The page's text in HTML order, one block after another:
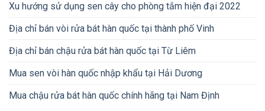
Xu hướng sử dụng sen cây cho phòng tắm hiện đại 2022
Địa chỉ bán vòi rửa bát hàn quốc tại thành phố Vinh
Địa chỉ bán chậu rửa bát hàn quốc tại Từ Liêm
Mua sen vòi hàn quốc nhập khẩu tại Hải Dương
Mua chậu rửa bát hàn quốc chính hãng tại Nam Định